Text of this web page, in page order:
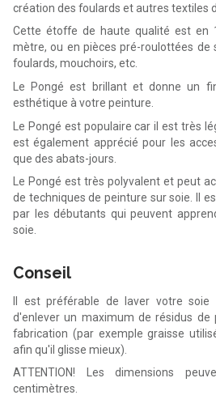
création des foulards et autres textiles
Cette étoffe de haute qualité est en
mètre, ou en pièces pré-roulottées de
foulards, mouchoirs, etc.
Le Pongé est brillant et donne un
esthétique à votre peinture.
Le Pongé est populaire car il est très
est également apprécié pour les
que des abats-jours.
Le Pongé est très polyvalent et peut
de techniques de peinture sur soie. Il
par les débutants qui peuvent
soie.
Conseil
Il est préférable de laver votre
d'enlever un maximum de résidus de
fabrication (par exemple graisse
afin qu'il glisse mieux).
ATTENTION! Les dimensions
centimètres.